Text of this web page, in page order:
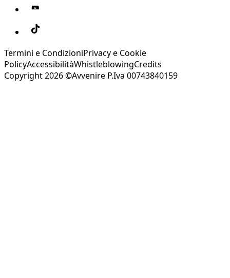
Termini e CondizioniPrivacy e Cookie
PolicyAccessibilitàWhistleblowingCredits
Copyright 2026 ©Avvenire P.Iva 00743840159